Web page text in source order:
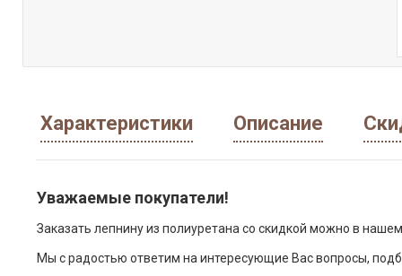
Характеристики Описание
Уважаемые покупатели!
Заказать лепнину из полиуретана со скидкой можно в
Мы с радостью ответим на интересующие Вас вопросы,